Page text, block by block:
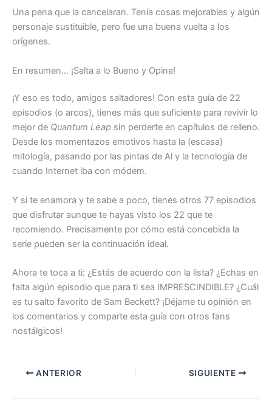
Una pena que la cancelaran. Tenía cosas mejorables y algún
personaje sustituible, pero fue una buena vuelta a los
orígenes.
En resumen… ¡Salta a lo Bueno y Opina!
¡Y eso es todo, amigos saltadores! Con esta guía de 22
episodios (o arcos), tienes más que suficiente para revivir lo
mejor de Quantum Leap sin perderte en capítulos de relleno.
Desde los momentazos emotivos hasta la (escasa)
mitología, pasando por las pintas de Al y la tecnología de
cuando Internet iba con módem.
Y si te enamora y te sabe a poco, tienes otros 77 episodios
que disfrutar aunque te hayas visto los 22 que te
recomiendo. Precisamente por cómo está concebida la
serie pueden ser la continuación ideal.
Ahora te toca a ti: ¿Estás de acuerdo con la lista? ¿Echas en
falta algún episodio que para ti sea IMPRESCINDIBLE? ¿Cuál
es tu salto favorito de Sam Beckett? ¡Déjame tu opinión en
los comentarios y comparte esta guía con otros fans
nostálgicos!
ANTERIOR SIGUIENTE